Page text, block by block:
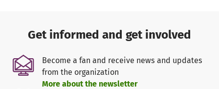
Get informed and get involved
Become a fan and receive news and updates
from the organization
More about the newsletter